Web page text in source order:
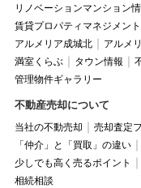
リノベーションマンション
賃貸プロパティマネジメント
アルメリア成城北
アルメ
満室くらぶ
タウン情報
管理物件ギャラリー
不動産売却について
当社の不動売却 売却査定
「仲介」と「買取」の違い
少しでも高く売るポイント
相続相談